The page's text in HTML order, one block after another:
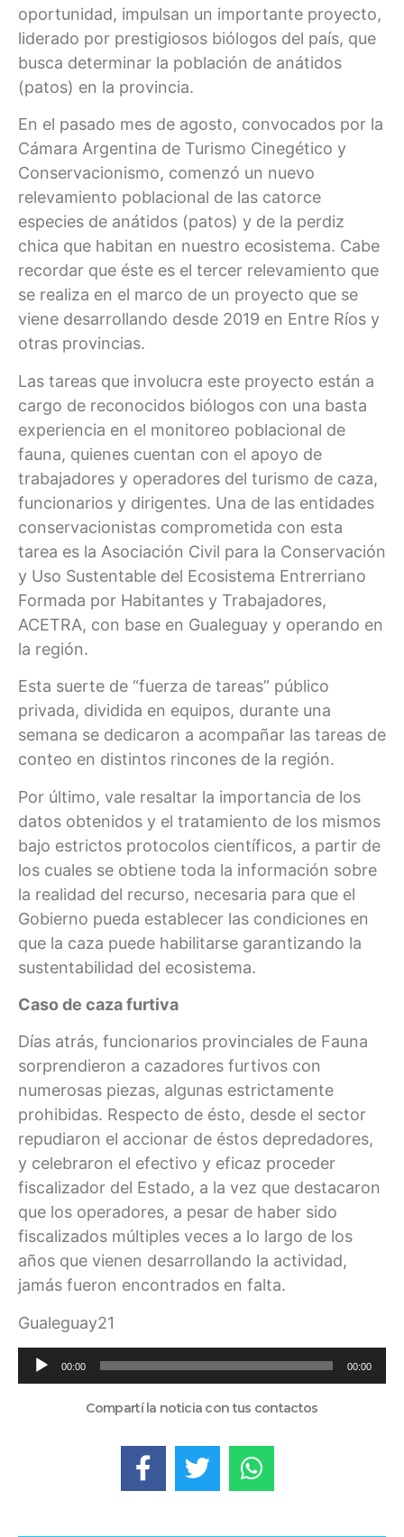
oportunidad, impulsan un importante proyecto,
liderado por prestigiosos biólogos del país, que
busca determinar la población de anátidos
(patos) en la provincia.
En el pasado mes de agosto, convocados por la
Cámara Argentina de Turismo Cinegético y
Conservacionismo, comenzó un nuevo
relevamiento poblacional de las catorce
especies de anátidos (patos) y de la perdiz
chica que habitan en nuestro ecosistema. Cabe
recordar que éste es el tercer relevamiento que
se realiza en el marco de un proyecto que se
viene desarrollando desde 2019 en Entre Ríos y
otras provincias.
Las tareas que involucra este proyecto están a
cargo de reconocidos biólogos con una basta
experiencia en el monitoreo poblacional de
fauna, quienes cuentan con el apoyo de
trabajadores y operadores del turismo de caza,
funcionarios y dirigentes. Una de las entidades
conservacionistas comprometida con esta
tarea es la Asociación Civil para la Conservación
y Uso Sustentable del Ecosistema Entrerriano
Formada por Habitantes y Trabajadores,
ACETRA, con base en Gualeguay y operando en
la región.
Esta suerte de “fuerza de tareas” público
privada, dividida en equipos, durante una
semana se dedicaron a acompañar las tareas de
conteo en distintos rincones de la región.
Por último, vale resaltar la importancia de los
datos obtenidos y el tratamiento de los mismos
bajo estrictos protocolos científicos, a partir de
los cuales se obtiene toda la información sobre
la realidad del recurso, necesaria para que el
Gobierno pueda establecer las condiciones en
que la caza puede habilitarse garantizando la
sustentabilidad del ecosistema.
Caso de caza furtiva
Días atrás, funcionarios provinciales de Fauna
sorprendieron a cazadores furtivos con
numerosas piezas, algunas estrictamente
prohibidas. Respecto de ésto, desde el sector
repudiaron el accionar de éstos depredadores,
y celebraron el efectivo y eficaz proceder
fiscalizador del Estado, a la vez que destacaron
que los operadores, a pesar de haber sido
fiscalizados múltiples veces a lo largo de los
años que vienen desarrollando la actividad,
jamás fueron encontrados en falta.
Gualeguay21
Reproductor
de
00:00 00:00
Compartí la noticia con tus contactos